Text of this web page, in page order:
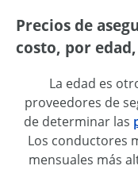
Precios de
costo, por
La edad es
proveedores de
de determinar las
Los conductores
mensuales más